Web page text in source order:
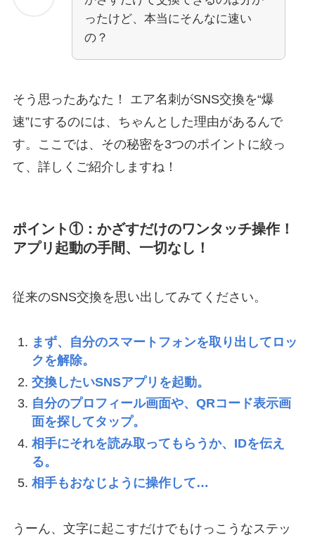
ったけど、本当にそんなに速い
の？
そう思ったあなた！ エア名刺がSNS交換を“爆
速”にするのには、ちゃんとした理由があるんで
す。ここでは、その秘密を3つのポイントに絞っ
て、詳しくご紹介しますね！
ポイント①：かざすだけのワンタッチ操作！
アプリ起動の手間、一切なし！
従来のSNS交換を思い出してみてください。
まず、自分のスマートフォンを取り出してロッ
クを解除。
交換したいSNSアプリを起動。
自分のプロフィール画面や、QRコード表示画
面を探してタップ。
相手にそれを読み取ってもらうか、IDを伝え
る。
相手もおなじように操作して…
うーん、文字に起こすだけでもけっこうなステッ